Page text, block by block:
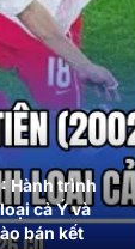
Hành trình
cả Ý và
bán kết